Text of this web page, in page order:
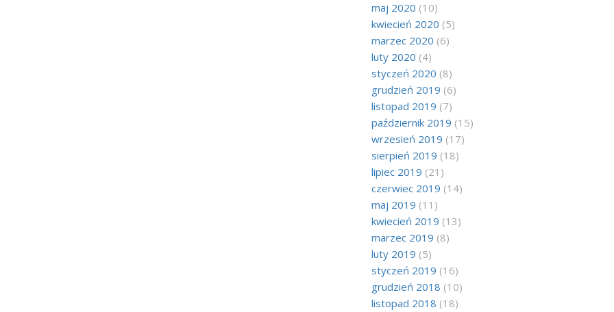
maj 2020 (10)
kwiecień 2020 (5)
marzec 2020 (6)
luty 2020 (4)
styczeń 2020 (8)
grudzień 2019 (6)
listopad 2019 (7)
październik 2019 (15)
wrzesień 2019 (17)
sierpień 2019 (18)
lipiec 2019 (21)
czerwiec 2019 (14)
maj 2019 (11)
kwiecień 2019 (13)
marzec 2019 (8)
luty 2019 (5)
styczeń 2019 (16)
grudzień 2018 (10)
listopad 2018 (18)